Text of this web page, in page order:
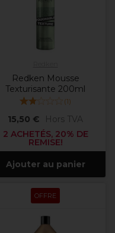
Redken Mousse
Texturisante 200ml
(1)
15,50 €
Hors TVA
2 ACHETÉS, 20% DE
REMISE!
Ajouter au panier
OFFRE